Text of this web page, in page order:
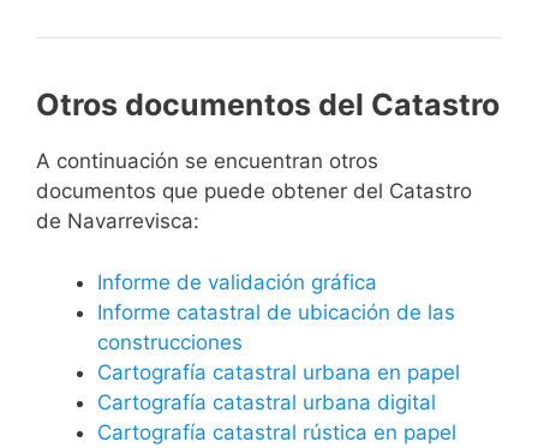
Otros documentos del Catastro
A continuación se encuentran otros
documentos que puede obtener del Catastro
de Navarrevisca:
Informe de validación gráfica
Informe catastral de ubicación de las
construcciones
Cartografía catastral urbana en papel
Cartografía catastral urbana digital
Cartografía catastral rústica en papel